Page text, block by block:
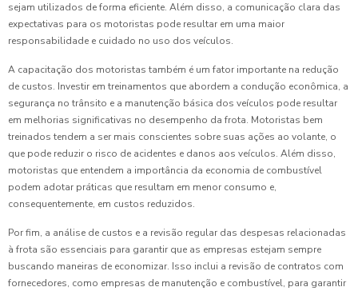
sejam utilizados de forma eficiente. Além disso, a comunicação clara das
expectativas para os motoristas pode resultar em uma maior
responsabilidade e cuidado no uso dos veículos.
A capacitação dos motoristas também é um fator importante na redução
de custos. Investir em treinamentos que abordem a condução econômica, a
segurança no trânsito e a manutenção básica dos veículos pode resultar
em melhorias significativas no desempenho da frota. Motoristas bem
treinados tendem a ser mais conscientes sobre suas ações ao volante, o
que pode reduzir o risco de acidentes e danos aos veículos. Além disso,
motoristas que entendem a importância da economia de combustível
podem adotar práticas que resultam em menor consumo e,
consequentemente, em custos reduzidos.
Por fim, a análise de custos e a revisão regular das despesas relacionadas
à frota são essenciais para garantir que as empresas estejam sempre
buscando maneiras de economizar. Isso inclui a revisão de contratos com
fornecedores, como empresas de manutenção e combustível, para garantir